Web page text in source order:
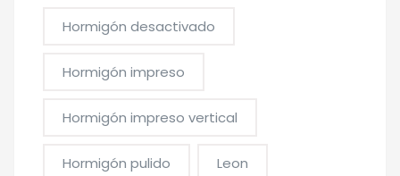
Hormigón desactivado
Hormigón impreso
Hormigón impreso vertical
Hormigón pulido Leon